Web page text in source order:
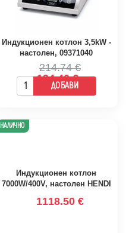
Индукционен котлон 3,5kW -
настолен, 09371040
194.40 €
214.74 €
ДОБАВИ
НАЛИЧНО
Индукционен котлон
7000W/400V, настолен HENDI
1118.50 €